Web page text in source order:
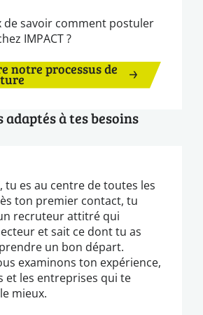
de savoir comment postuler
IMPACT ?
notre processus de
adaptés à tes besoins
tu es au centre de toutes les
ton premier contact, tu
recruteur attitré qui
et sait ce dont tu as
un bon départ.
examinons ton expérience,
et les entreprises qui te
mieux.